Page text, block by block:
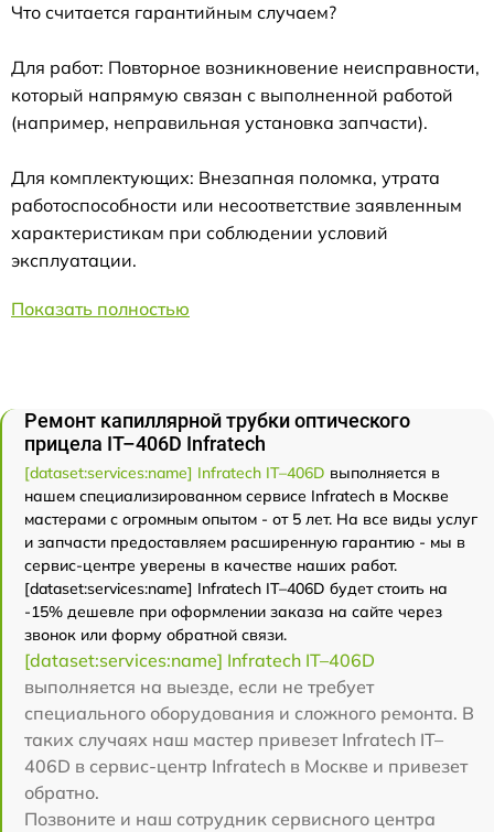
Что считается гарантийным случаем?
Для работ: Повторное возникновение неисправности,
который напрямую связан с выполненной работой
(например, неправильная установка запчасти).
Для комплектующих: Внезапная поломка, утрата
работоспособности или несоответствие заявленным
характеристикам при соблюдении условий
эксплуатации.
Показать полностью
Ремонт капиллярной трубки оптического
прицела IT–406D Infratech
[dataset:services:name] Infratech IT–406D выполняется в
нашем специализированном сервисе Infratech в Москве
мастерами с огромным опытом - от 5 лет. На все виды услуг
и запчасти предоставляем расширенную гарантию - мы в
сервис-центре уверены в качестве наших работ.
[dataset:services:name] Infratech IT–406D будет стоить на
-15% дешевле при оформлении заказа на сайте через
звонок или форму обратной связи.
[dataset:services:name] Infratech IT–406D
выполняется на выезде, если не требует
специального оборудования и сложного ремонта. В
таких случаях наш мастер привезет Infratech IT–
406D в сервис-центр Infratech в Москве и привезет
обратно.
Позвоните и наш сотрудник сервисного центра